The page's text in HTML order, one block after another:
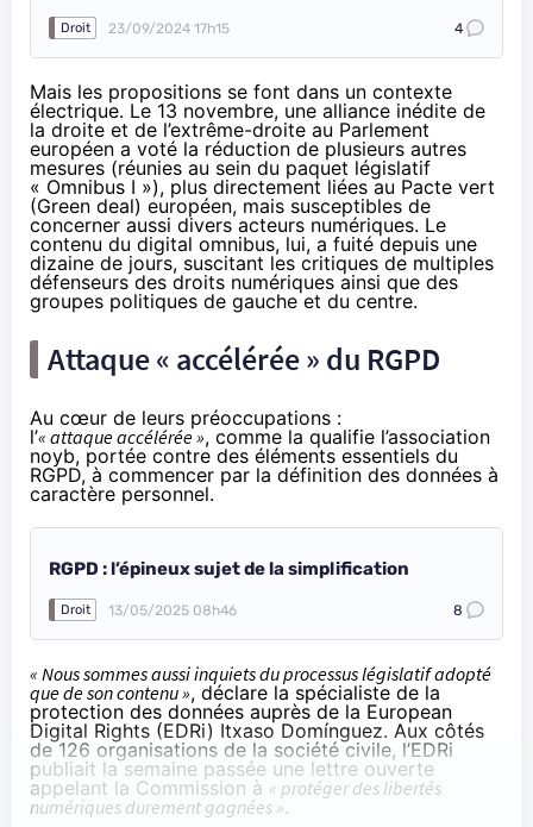
Droit 23/09/2024 17h15 4
Mais les propositions se font dans un contexte
électrique. Le 13 novembre, une alliance inédite de
la droite et de l’extrême-droite au Parlement
européen a voté la réduction de plusieurs autres
mesures (réunies au sein du paquet législatif
« Omnibus I »), plus directement liées au Pacte vert
(Green deal) européen, mais susceptibles de
concerner aussi divers acteurs numériques. Le
contenu du digital omnibus, lui, a fuité depuis une
dizaine de jours, suscitant les critiques de multiples
défenseurs des droits numériques ainsi que des
groupes politiques de gaucheet du centre.
Attaque « accélérée » du RGPD
Au cœur de leurs préoccupations :
l’« attaque accélérée », comme la qualifie l’association
noyb, portée contre des éléments essentiels du
RGPD, à commencer par la définition des données à
caractère personnel.
RGPD : l’épineux sujet de la simplification
Droit 13/05/2025 08h46 8
« Nous sommes aussi inquiets du processus législatif adopté
que de son contenu », déclare la spécialiste de la
protection des données auprès de la European
Digital Rights (EDRi) Itxaso Domínguez. Aux côtés
de 126 organisations de la société civile, l’EDRi
publiait la semaine passée une lettre ouverte
appelant la Commission à « protéger des libertés
numériques durement gagnées ».